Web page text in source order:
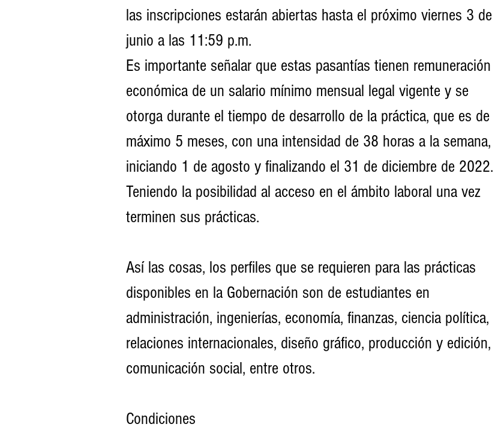
las inscripciones estarán abiertas hasta el próximo viernes 3 de
junio a las 11:59 p.m.
Es importante señalar que estas pasantías tienen remuneración
económica de un salario mínimo mensual legal vigente y se
otorga durante el tiempo de desarrollo de la práctica, que es de
máximo 5 meses, con una intensidad de 38 horas a la semana,
iniciando 1 de agosto y finalizando el 31 de diciembre de 2022.
Teniendo la posibilidad al acceso en el ámbito laboral una vez
terminen sus prácticas.
Así las cosas, los perfiles que se requieren para las prácticas
disponibles en la Gobernación son de estudiantes en
administración, ingenierías, economía, finanzas, ciencia política,
relaciones internacionales, diseño gráfico, producción y edición,
comunicación social, entre otros.
Condiciones